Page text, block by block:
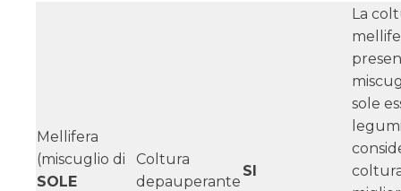
Mellifera
(miscuglio di
SOLE
Coltura
depauperante
SI
La
sole